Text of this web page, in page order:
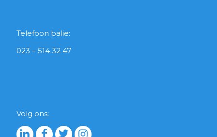
Telefoon balie:
023 – 514 32 47
Volg ons: